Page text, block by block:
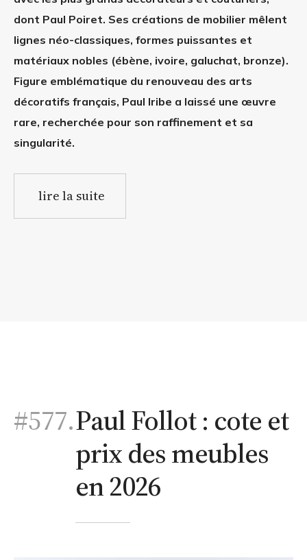
dont Paul Poiret. Ses créations de mobilier mêlent
lignes néo-classiques, formes puissantes et
matériaux nobles (ébène, ivoire, galuchat, bronze).
Figure emblématique du renouveau des arts
décoratifs français, Paul Iribe a laissé une œuvre
rare, recherchée pour son raffinement et sa
singularité.
lire la suite
#577.Paul Follot : cote et
prix des meubles
en 2026